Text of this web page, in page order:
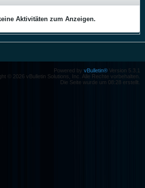
Aktivitäten zum Anzeigen.
Powered by vBulletin® Version 5.3.1
© 2026 vBulletin Solutions, Inc. Alle Rechte vorbehalten.
Die Seite wurde um 08:28 erstellt.